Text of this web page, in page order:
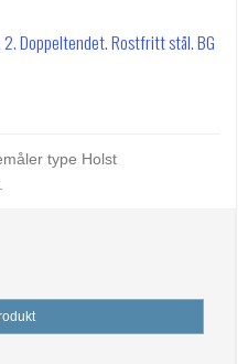
Doppeltendet. Rostfritt stål. BG
type Holst